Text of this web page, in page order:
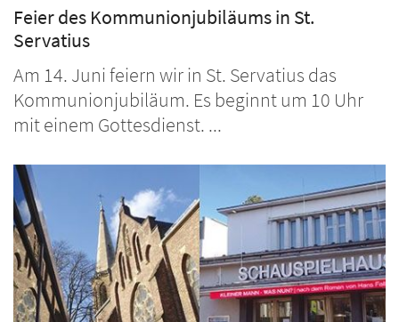
Feier des Kommunionjubiläums in St.
Servatius
Am 14. Juni feiern wir in St. Servatius das
Kommunionjubiläum. Es beginnt um 10 Uhr
mit einem Gottesdienst. ...